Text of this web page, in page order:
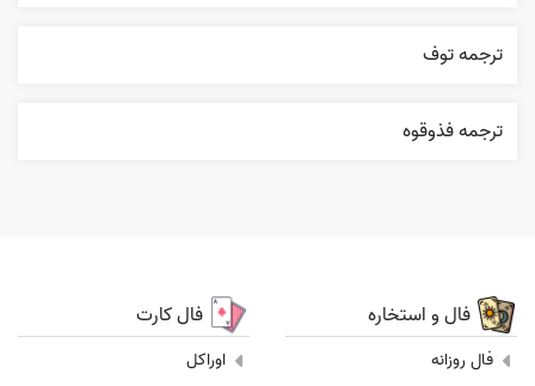
ترجمه توف
ترجمه فذوقوه
فال و استخاره
فال روزانه
فال کارت
اوراکل